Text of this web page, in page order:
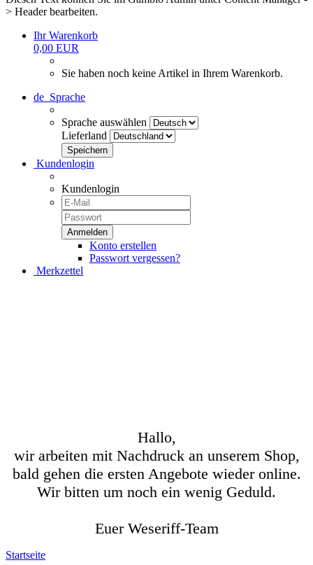
> Header bearbeiten.
Ihr Warenkorb
0,00 EUR
Sie haben noch keine Artikel in Ihrem Warenkorb.
de Sprache
Sprache auswählen
Lieferland
Kundenlogin
Kundenlogin
Konto erstellen
Passwort vergessen?
Merkzettel
Hallo,
wir arbeiten mit Nachdruck an unserem Shop,
bald gehen die ersten Angebote wieder online.
Wir bitten um noch ein wenig Geduld.
Euer Weseriff-Team
Startseite